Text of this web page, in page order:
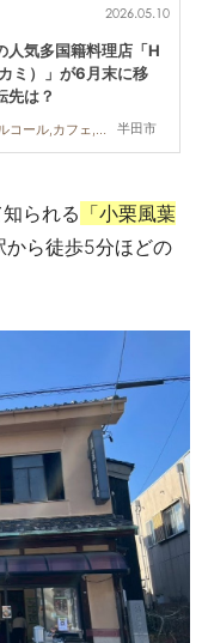
半田市
2026.05.10
人気多国籍料理店「H
ミ）」が6月末に移
先は？
られる 「小栗風葉
から徒歩5分ほどの